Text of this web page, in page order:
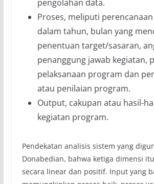
pengolahan data.
Proses, meliputi
dalam tahun, bulan yang
penentuan target/sasaran,
penanggung jawab kegiatan,
pelaksanaan program dan
atau penilaian program.
Output, cakupan atau hasil-
kegiatan program.
Pendekatan analisis sistem yang
Donabedian, bahwa ketiga dimensi
secara linear dan positif. Input yang